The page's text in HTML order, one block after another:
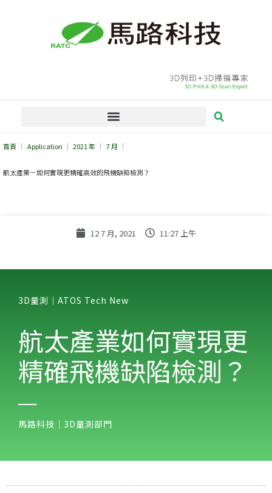
首頁 Application 2021 年 7 月
航太產業－如何實現更精確高效的飛機缺陷檢測？
12 7 月, 2021 11:27 上午
3D量測｜ATOS Tech New
航太產業如何實現更
精確飛機缺陷檢測？
馬路科技｜3D量測部門